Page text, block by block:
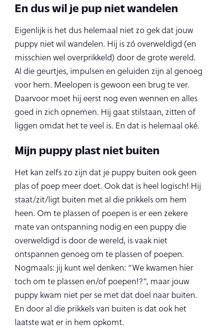
En dus wil je pup niet wandelen
Eigenlijk is het dus helemaal niet zo gek dat jouw
puppy niet wil wandelen. Hij is zó overweldigd (en
misschien wel overprikkeld) door de grote wereld.
Al die geurtjes, impulsen en geluiden zijn al genoeg
voor hem. Meelopen is gewoon een brug te ver.
Daarvoor moet hij eerst nog even wennen en alles
goed in zich opnemen. Hij gaat stilstaan, zitten of
liggen omdat het te veel is. En dat is helemaal oké.
Mijn puppy plast niet buiten
Het kan zelfs zo zijn dat je puppy buiten ook geen
plas of poep meer doet. Ook dat is heel logisch! Hij
staat/zit/ligt buiten met al die prikkels om hem
heen. Om te plassen of poepen is er een zekere
mate van ontspanning nodig en een puppy die
overweldigd is door de wereld, is vaak niet
ontspannen genoeg om te plassen of poepen.
Nogmaals: jij kunt wel denken: “We kwamen hier
toch om te plassen en/of poepen!?”, maar jouw
puppy kwam niet per se met dat doel naar buiten.
En door al die prikkels van buiten is dat ook het
laatste wat er in hem opkomt.